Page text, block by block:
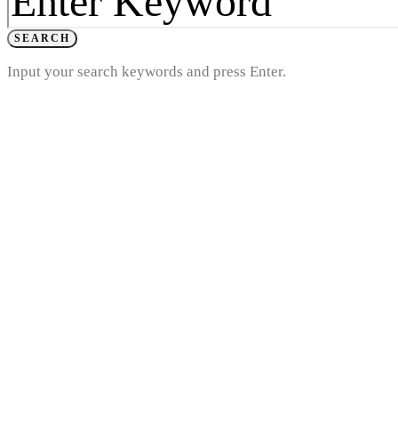
SEARCH
Input your search keywords and press Enter.